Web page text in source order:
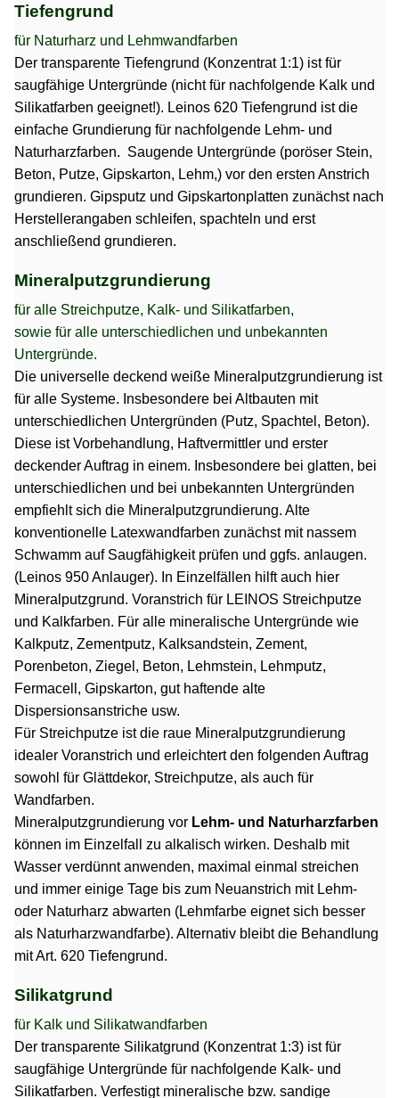
Tiefengrund
für Naturharz und Lehmwandfarben
Der transparente Tiefengrund (Konzentrat 1:1) ist für
saugfähige Untergründe (nicht für nachfolgende Kalk und
Silikatfarben geeignet!). Leinos 620 Tiefengrund ist die
einfache Grundierung für nachfolgende Lehm- und
Naturharzfarben. Saugende Untergründe (poröser Stein,
Beton, Putze, Gipskarton, Lehm,) vor den ersten Anstrich
grundieren. Gipsputz und Gipskartonplatten zunächst nach
Herstellerangaben schleifen, spachteln und erst
anschließend grundieren.
Mineralputzgrundierung
für alle Streichputze, Kalk- und Silikatfarben,
sowie für alle unterschiedlichen und unbekannten
Untergründe.
Die universelle deckend weiße Mineralputzgrundierung ist
für alle Systeme. Insbesondere bei Altbauten mit
unterschiedlichen Untergründen (Putz, Spachtel, Beton).
Diese ist Vorbehandlung, Haftvermittler und erster
deckender Auftrag in einem. Insbesondere bei glatten, bei
unterschiedlichen und bei unbekannten Untergründen
empfiehlt sich die Mineralputzgrundierung. Alte
konventionelle Latexwandfarben zunächst mit nassem
Schwamm auf Saugfähigkeit prüfen und ggfs. anlaugen.
(Leinos 950 Anlauger). In Einzelfällen hilft auch hier
Mineralputzgrund. Voranstrich für LEINOS Streichputze
und Kalkfarben. Für alle mineralische Untergründe wie
Kalkputz, Zementputz, Kalksandstein, Zement,
Porenbeton, Ziegel, Beton, Lehmstein, Lehmputz,
Fermacell, Gipskarton, gut haftende alte
Dispersionsanstriche usw.
Für Streichputze ist die raue Mineralputzgrundierung
idealer Voranstrich und erleichtert den folgenden Auftrag
sowohl für Glättdekor, Streichputze, als auch für
Wandfarben.
Mineralputzgrundierung vor Lehm- und Naturharzfarben
können im Einzelfall zu alkalisch wirken. Deshalb mit
Wasser verdünnt anwenden, maximal einmal streichen
und immer einige Tage bis zum Neuanstrich mit Lehm-
oder Naturharz abwarten (Lehmfarbe eignet sich besser
als Naturharzwandfarbe). Alternativ bleibt die Behandlung
mit Art. 620 Tiefengrund.
Silikatgrund
für Kalk und Silikatwandfarben
Der transparente Silikatgrund (Konzentrat 1:3) ist für
saugfähige Untergründe für nachfolgende Kalk- und
Silikatfarben. Verfestigt mineralische bzw. sandige